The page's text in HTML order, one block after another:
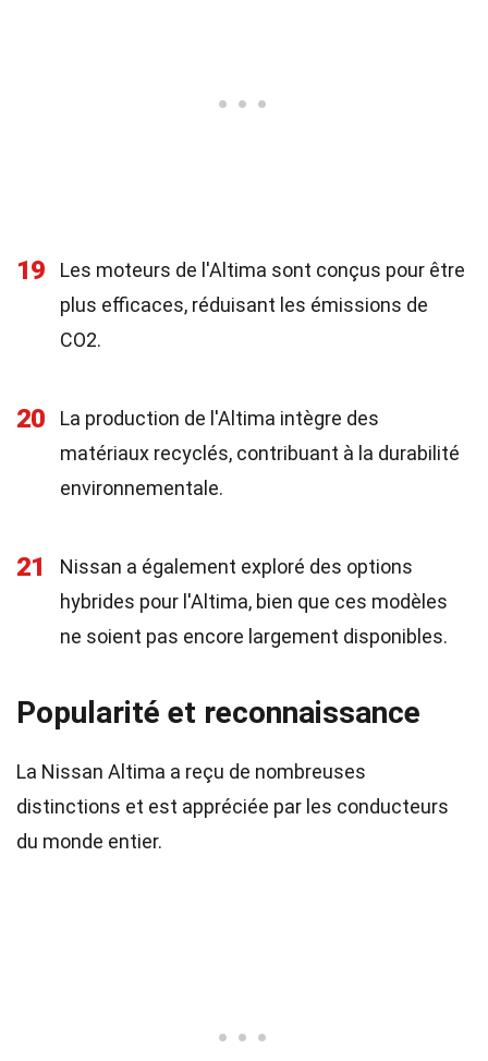
19
Les moteurs de l'Altima sont conçus pour être
plus efficaces, réduisant les émissions de
CO2.
20
La production de l'Altima intègre des
matériaux recyclés, contribuant à la durabilité
environnementale.
21
Nissan a également exploré des options
hybrides pour l'Altima, bien que ces modèles
ne soient pas encore largement disponibles.
Popularité et reconnaissance
La Nissan Altima a reçu de nombreuses
distinctions et est appréciée par les conducteurs
du monde entier.